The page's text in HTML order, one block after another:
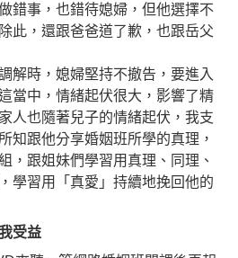
錯事，也錯待媳婦，但他選擇不
此，還跟爸爸道了歉，也跟岳父
解時，媳婦堅持不撤告，要進入
當中，情緒起伏很大，影響了精
人也隨著兒子的情緒起伏，我支
知跟他分享婚姻班所學的真理，
，跟姐妹們學習用真理、同理、
學習用「真愛」持續地挽回他的
受益